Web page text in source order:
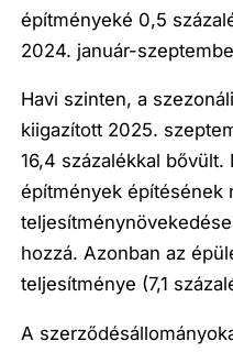
építményeké 0,5
2024. január-
Havi szinten, a
kiigazított 2025.
16,4 százalékkal
építmények építésének
hozzá. Azonban az
teljesítménye (7,1
A